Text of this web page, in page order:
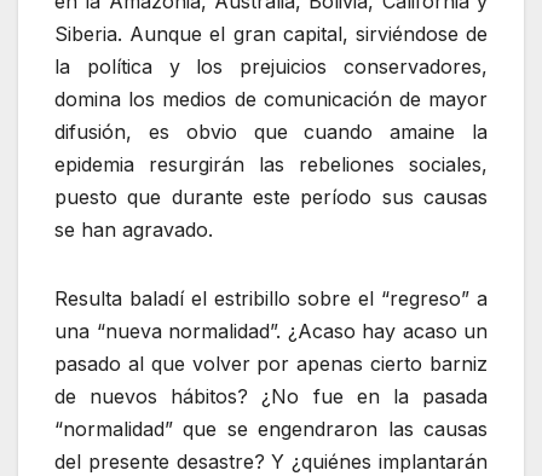
Siberia. Aunque el gran capital, sirviéndose de
la política y los prejuicios conservadores,
domina los medios de comunicación de mayor
difusión, es obvio que cuando amaine la
epidemia resurgirán las rebeliones sociales,
puesto que durante este período sus causas
se han agravado.
Resulta baladí el estribillo sobre el “regreso” a
una “nueva normalidad”. ¿Acaso hay acaso un
pasado al que volver por apenas cierto barniz
de nuevos hábitos? ¿No fue en la pasada
“normalidad” que se engendraron las causas
del presente desastre? Y ¿quiénes implantarán